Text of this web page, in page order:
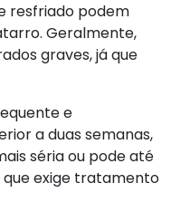
resfriado podem
Geralmente,
graves, já que
e
a duas semanas,
séria ou pode até
exige tratamento